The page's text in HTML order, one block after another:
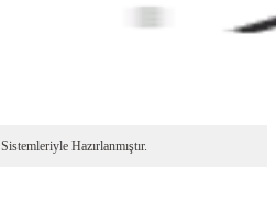
Sistemleriyle Hazırlanmıştır.